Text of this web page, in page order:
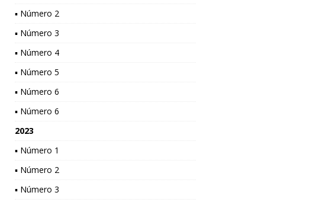
▪ Número 2
▪ Número 3
▪ Número 4
▪ Número 5
▪ Número 6
▪ Número 6
2023
▪ Número 1
▪ Número 2
▪ Número 3